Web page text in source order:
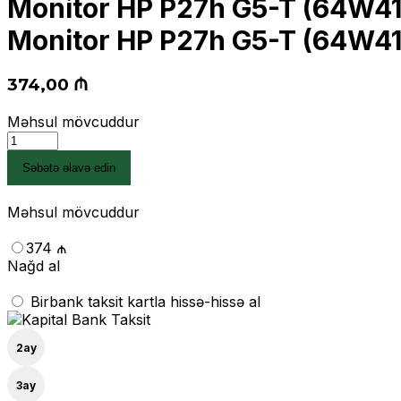
Monitor HP P27h G5-T
Monitor HP P27h G5-T
374,00 ₼
Məhsul mövcuddur
Monitor
P27h
T
quantity
Səbətə əlavə edin
Məhsul mövcuddur
374 ₼
Nağd al
Birbank taksit kartla hissə-hissə al
2ay
3ay